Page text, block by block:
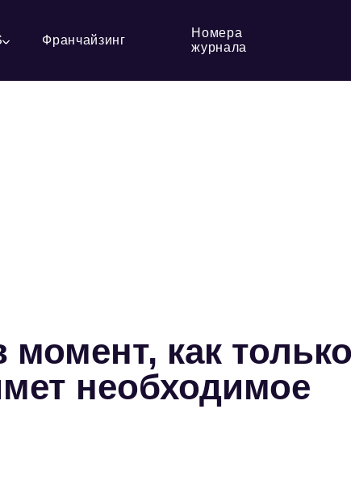
Франчайзинг
Номера
журнала
как только
необходимое